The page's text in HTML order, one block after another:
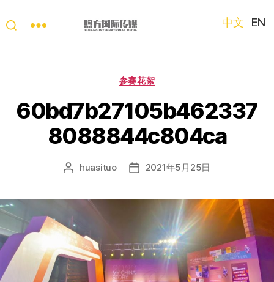
只
眼
看
中
国”
国
短
频
中文 EN
分
参赛花絮
60bd7b27105b462337
8088844c804ca
文 huasituo
发 2021年5月25日